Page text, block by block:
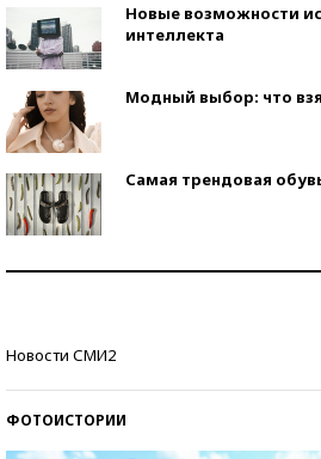
Новые возможности
интеллекта
Модный выбор: что
Самая трендовая
Новости СМИ2
ФОТОИСТОРИИ